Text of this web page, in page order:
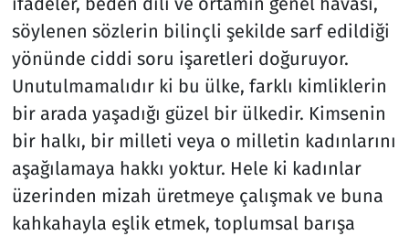
söylenen sözlerin bilinçli şekilde sarf edildiği
yönünde ciddi soru işaretleri doğuruyor.
Unutulmamalıdır ki bu ülke, farklı kimliklerin
bir arada yaşadığı güzel bir ülkedir. Kimsenin
bir halkı, bir milleti veya o milletin kadınlarını
aşağılamaya hakkı yoktur. Hele ki kadınlar
üzerinden mizah üretmeye çalışmak ve buna
kahkahayla eşlik etmek, toplumsal barışa